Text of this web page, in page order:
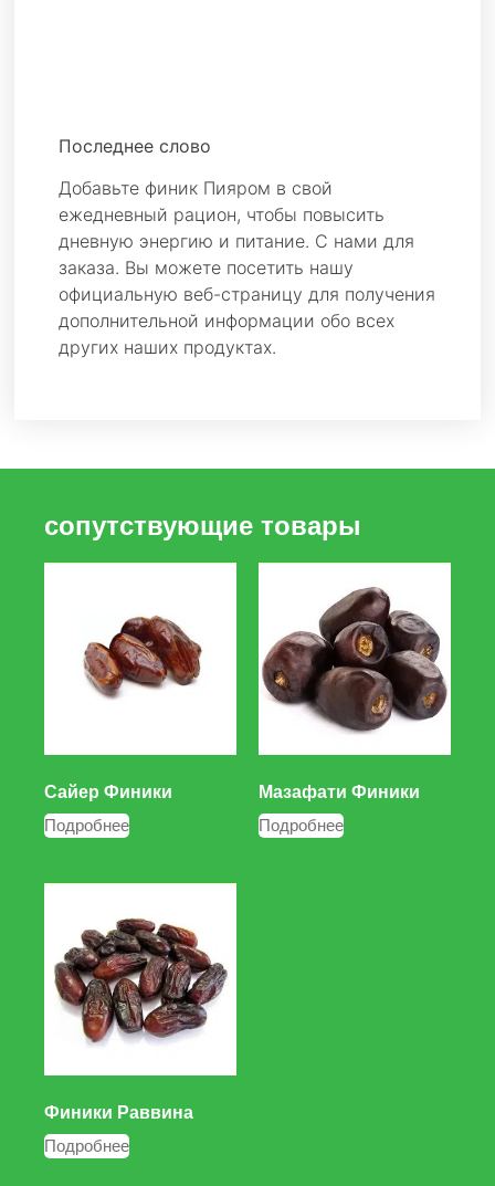
Последнее слово
Добавьте финик Пияром в свой
ежедневный рацион, чтобы повысить
дневную энергию и питание. С нами для
заказа. Вы можете посетить нашу
официальную веб-страницу для получения
дополнительной информации обо всех
других наших продуктах.
сопутствующие товары
Сайер Финики
Подробнее
Мазафати Финики
Подробнее
Финики Раввина
Подробнее